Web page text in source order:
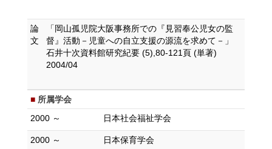
論
文
「岡山孤児院大阪事務所での『見習奉公児女の監
督』活動－児童への自立支援の源流を求めて－」
石井十次資料館研究紀要 (5),80-121頁 (単著)
2004/04
所属学会
2000 ～
日本社会福祉学会
2000 ～ 日本保育学会